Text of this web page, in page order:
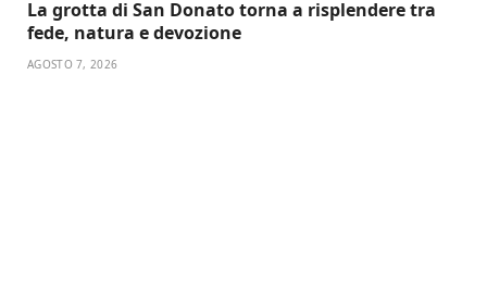
La grotta di San Donato torna a risplendere tra
fede, natura e devozione
AGOSTO 7, 2026